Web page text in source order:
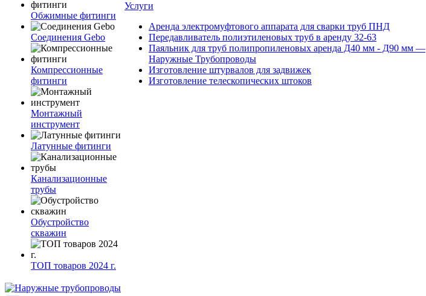
Обжимные фитинги
Соединения Gebo
Компрессионные
фитинги
Монтажный
инструмент
Латунные фитинги
Канализационные
трубы
Обустройство
скважин
ТОП товаров 2024 г.
Услуги
Аренда электромуфтового аппарата для сварки труб ПНД
Передавливатель полиэтиленовых труб в аренду 32-63
Паяльник для труб полипропиленовых аренда Д40 мм - Д90 мм —
Наружные Трубопроводы
Изготовление штурвалов для задвижек
Изготовление телескопических штоков